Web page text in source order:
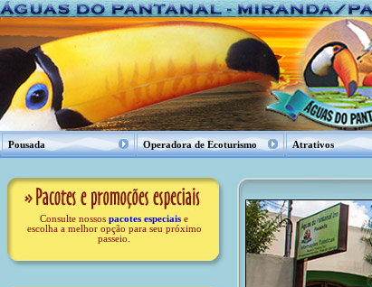
Pousada Operadora de Ecoturismo Atrativos
Consulte nossos pacotes especiais e
escolha a melhor opção para seu próximo
passeio.